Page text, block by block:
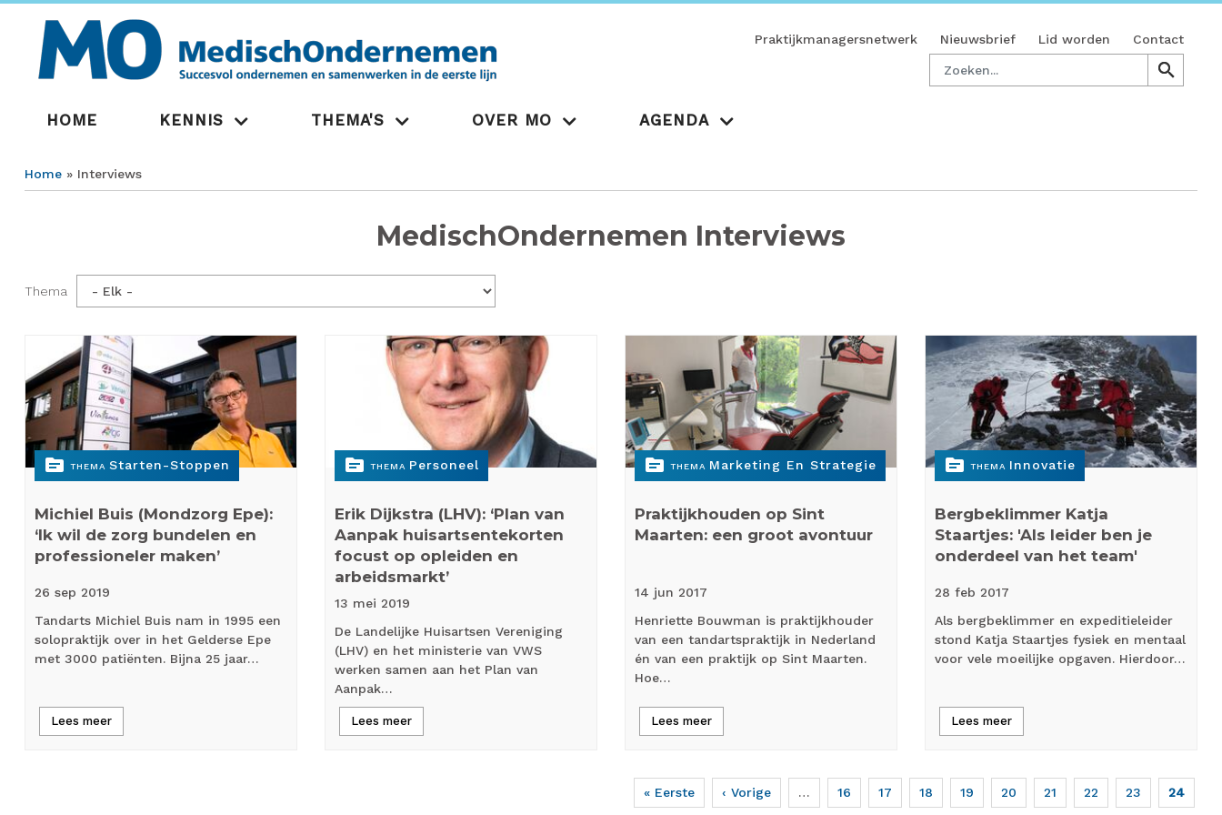
Praktijkmanagersnetwerk Nieuwsbrief Lid worden
Contact
Zoeken
search
search
Hoofdnavigatie
HOME KENNIS THEMA'S OVER MO AGENDA
Home Interviews
MedischOndernemen Interviews
Thema
topic THEMA Starten-Stoppen
Michiel Buis (Mondzorg Epe):
‘Ik wil de zorg bundelen en
professioneler maken’
26 sep 2019
Tandarts Michiel Buis nam in 1995 een
solopraktijk over in het Gelderse Epe
met 3000 patiënten. Bijna 25 jaar…
Lees meer
topic THEMA Personeel
Erik Dijkstra (LHV): ‘Plan van
Aanpak huisartsentekorten
focust op opleiden en
arbeidsmarkt’
13 mei 2019
De Landelijke Huisartsen Vereniging
(LHV) en het ministerie van VWS
werken samen aan het Plan van
Aanpak…
Lees meer
topic THEMA Marketing En Strategie
Praktijkhouden op Sint
Maarten: een groot avontuur
14 jun 2017
Henriette Bouwman is praktijkhouder
van een tandartspraktijk in Nederland
én van een praktijk op Sint Maarten.
Hoe…
Lees meer
topic THEMA Innovatie
Bergbeklimmer Katja
Staartjes: 'Als leider ben je
onderdeel van het team'
28 feb 2017
Als bergbeklimmer en expeditieleider
stond Katja Staartjes fysiek en mentaal
voor vele moeilijke opgaven. Hierdoor…
Lees meer
Eerste
pagina
« Eerste
Vorige
pagina
‹ Vorige … Page
16 Page
17 Page
18 Page
19 Page
20 Page
21 Page
22 Page
23
Huidige
pagina
24